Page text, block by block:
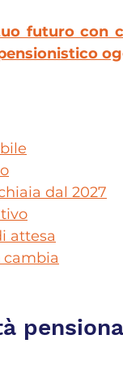
futuro con
dal 2027
attesa
cambia